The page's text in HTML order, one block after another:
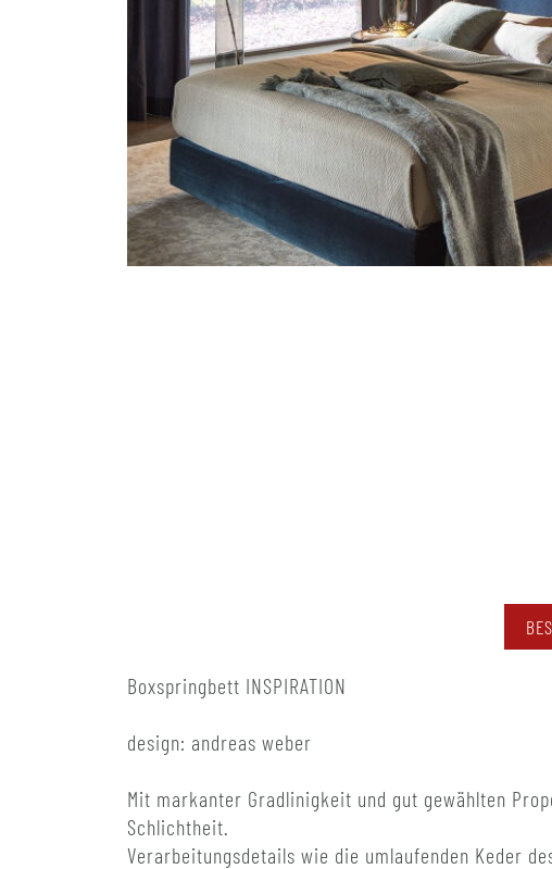
Boxspringbett INSPIRATION
design: andreas weber
Mit markanter Gradlinigkeit und gut gewählten
Schlichtheit.
Verarbeitungsdetails wie die umlaufenden Keder